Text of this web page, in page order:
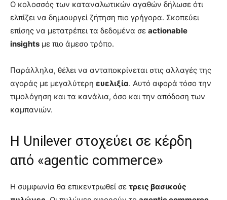
Ο κολοσσός των καταναλωτικών αγαθών δήλωσε ότι
ελπίζει να δημιουργεί ζήτηση πιο γρήγορα. Σκοπεύει
επίσης να μετατρέπει τα δεδομένα σε actionable
insights με πιο άμεσο τρόπο.
Παράλληλα, θέλει να ανταποκρίνεται στις αλλαγές της
αγοράς με μεγαλύτερη ευελιξία. Αυτό αφορά τόσο την
τιμολόγηση και τα κανάλια, όσο και την απόδοση των
καμπανιών.
Η Unilever στοχεύει σε κέρδη
από «agentic commerce»
Η συμφωνία θα επικεντρωθεί σε τρεις βασικούς